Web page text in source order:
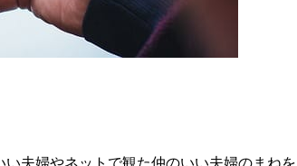
夫婦やネットで観た仲のいい夫婦のまね